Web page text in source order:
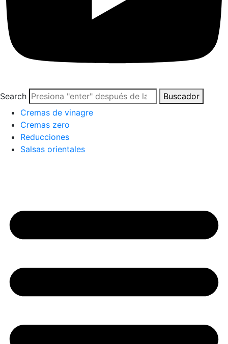
Search
Buscador
Cremas de vinagre
Cremas zero
Reducciones
Salsas orientales